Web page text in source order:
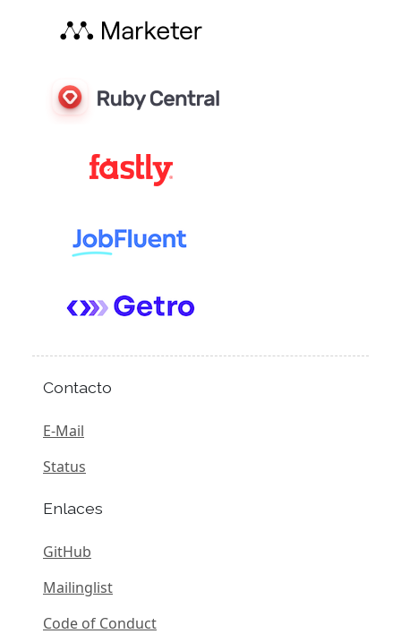
Contacto
E-Mail
Status
Enlaces
GitHub
Mailinglist
Code of Conduct